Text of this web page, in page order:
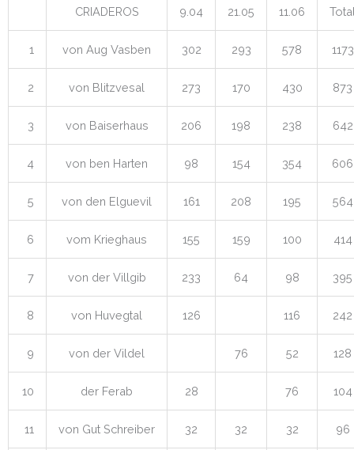
CRIADEROS 9.04 21.05 11.06
1 von Aug Vasben 302 293 578 1173
2 von Blitzvesal 273 170 430 873
3 von Baiserhaus 206 198 238 642
4 von ben Harten 98 154 354 606
5 von den Elguevil 161 208 195 564
6 vom Krieghaus 155 159 100 414
7 von der Villgib 233 64 98 395
8 von Huvegtal 126 116 242
9 von der Vildel 76 52 128
10 der Ferab 28 76 104
11 von Gut Schreiber 32 32 32 96